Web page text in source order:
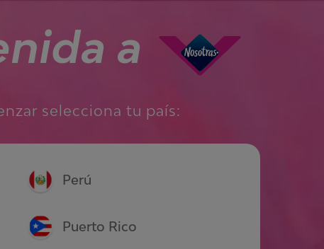
a
selecciona tu país:
Perú
Puerto Rico